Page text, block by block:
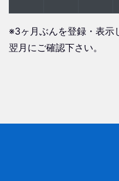
※3ヶ月ぶんを登録・表示
翌月にご確認下さい。